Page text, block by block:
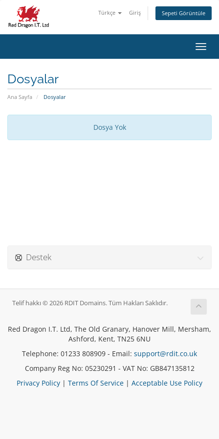
Türkçe Giriş Sepeti Görüntüle
Dosyalar
Ana Sayfa Dosyalar
Dosya Yok
Destek
Telif hakkı © 2026 RDIT Domains. Tüm Hakları Saklıdır.
Red Dragon I.T. Ltd, The Old Granary, Hanover Mill, Mersham,
Ashford, Kent, TN25 6NU
Telephone: 01233 808909 - Email: support@rdit.co.uk
Company Reg No: 05230291 - VAT No: GB847135812
Privacy Policy | Terms Of Service | Acceptable Use Policy